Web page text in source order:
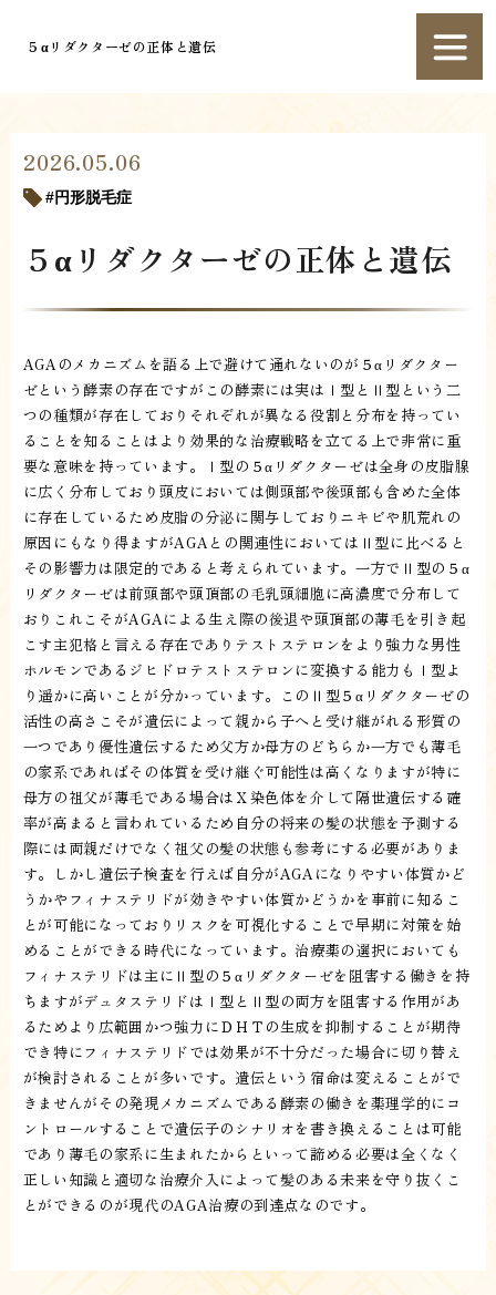
５αリダクターゼの正体と遺伝
2026.05.06
円形脱毛症
５αリダクターゼの正体と遺伝
AGAのメカニズムを語る上で避けて通れないのが５αリダクター
ゼという酵素の存在ですがこの酵素には実はⅠ型とⅡ型という二
つの種類が存在しておりそれぞれが異なる役割と分布を持ってい
ることを知ることはより効果的な治療戦略を立てる上で非常に重
要な意味を持っています。Ⅰ型の５αリダクターゼは全身の皮脂腺
に広く分布しており頭皮においては側頭部や後頭部も含めた全体
に存在しているため皮脂の分泌に関与しておりニキビや肌荒れの
原因にもなり得ますがAGAとの関連性においてはⅡ型に比べると
その影響力は限定的であると考えられています。一方でⅡ型の５α
リダクターゼは前頭部や頭頂部の毛乳頭細胞に高濃度で分布して
おりこれこそがAGAによる生え際の後退や頭頂部の薄毛を引き起
こす主犯格と言える存在でありテストステロンをより強力な男性
ホルモンであるジヒドロテストステロンに変換する能力もⅠ型よ
り遥かに高いことが分かっています。このⅡ型５αリダクターゼの
活性の高さこそが遺伝によって親から子へと受け継がれる形質の
一つであり優性遺伝するため父方か母方のどちらか一方でも薄毛
の家系であればその体質を受け継ぐ可能性は高くなりますが特に
母方の祖父が薄毛である場合はＸ染色体を介して隔世遺伝する確
率が高まると言われているため自分の将来の髪の状態を予測する
際には両親だけでなく祖父の髪の状態も参考にする必要がありま
す。しかし遺伝子検査を行えば自分がAGAになりやすい体質かど
うかやフィナステリドが効きやすい体質かどうかを事前に知るこ
とが可能になっておりリスクを可視化することで早期に対策を始
めることができる時代になっています。治療薬の選択においても
フィナステリドは主にⅡ型の５αリダクターゼを阻害する働きを持
ちますがデュタステリドはⅠ型とⅡ型の両方を阻害する作用があ
るためより広範囲かつ強力にＤＨＴの生成を抑制することが期待
でき特にフィナステリドでは効果が不十分だった場合に切り替え
が検討されることが多いです。遺伝という宿命は変えることがで
きませんがその発現メカニズムである酵素の働きを薬理学的にコ
ントロールすることで遺伝子のシナリオを書き換えることは可能
であり薄毛の家系に生まれたからといって諦める必要は全くなく
正しい知識と適切な治療介入によって髪のある未来を守り抜くこ
とができるのが現代のAGA治療の到達点なのです。